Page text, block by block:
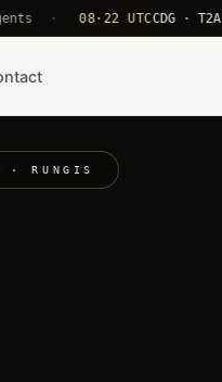
· 08·22 UTCCDG · T2A · C03
RUNGIS